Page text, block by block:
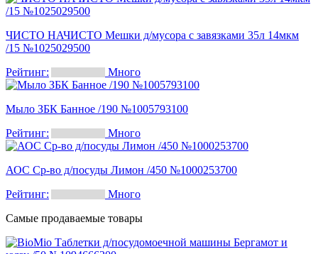
ЧИСТО НАЧИСТО Мешки д/мусора с завязками 35л 14мкм
/15 №1025029500
Рейтинг:
Много
Мыло ЗБК Банное /190 №1005793100
Рейтинг:
Много
АОС Ср-во д/посуды Лимон /450 №1000253700
Рейтинг:
Много
Самые продаваемые товары